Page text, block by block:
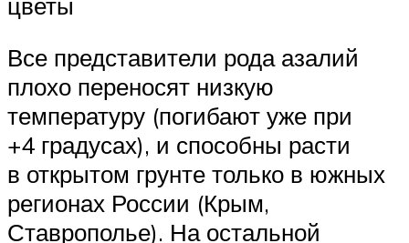
Все представители рода азалий
плохо переносят низкую
температуру (погибают уже при
+4 градусах), и способны расти
в открытом грунте только в южных
регионах России (Крым,
Ставрополье). На остальной